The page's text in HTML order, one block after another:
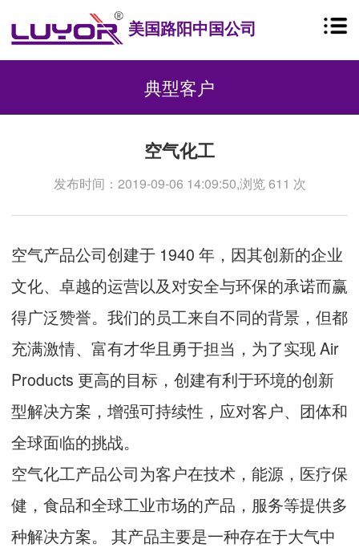
美国路阳中国公司
典型客户
空气化工
发布时间：2019-09-06 14:09:50,浏览 611 次
空气产品公司创建于 1940 年，因其创新的企业
文化、卓越的运营以及对安全与环保的承诺而赢
得广泛赞誉。我们的员工来自不同的背景，但都
充满激情、富有才华且勇于担当，为了实现 Air
Products 更高的目标，创建有利于环境的创新
型解决方案，增强可持续性，应对客户、团体和
全球面临的挑战。
空气化工产品公司为客户在技术，能源，医疗保
健，食品和全球工业市场的产品，服务等提供多
种解决方案。 其产品主要是一种存在于大气中